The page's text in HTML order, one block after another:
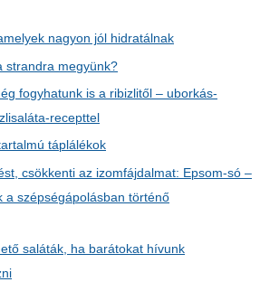
nagyon jól hidratálnak
strandra megyünk?
fogyhatunk is a ribizlitől – uborkás-
recepttel
táplálékok
csökkenti az izomfájdalmat: Epsom-só –
a szépségápolásban történő
saláták, ha barátokat hívunk